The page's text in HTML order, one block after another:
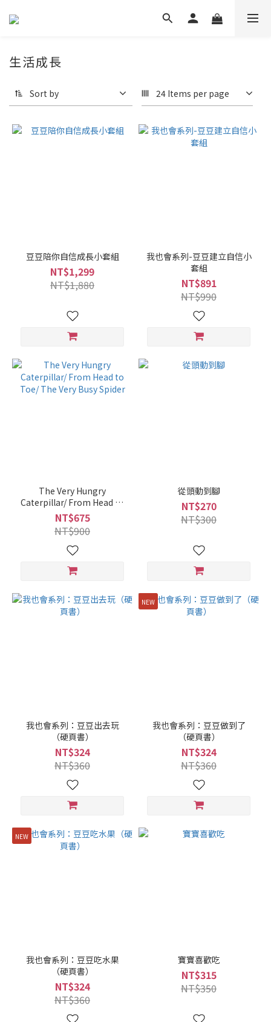
生活成長
Sort by 24 Items per page
豆豆陪你自信成長小套組
NT$1,299
NT$1,880
我也會系列-豆豆建立自信小
套組
NT$891
NT$990
The Very Hungry
Caterpillar/ From Head to
Toe/ The Very Busy Spider
NT$675
NT$900
從頭動到腳
NT$270
NT$300
我也會系列：豆豆出去玩
（硬頁書）
NT$324
NT$360
NEW
我也會系列：豆豆做到了
（硬頁書）
NT$324
NT$360
NEW
我也會系列：豆豆吃水果
（硬頁書）
NT$324
NT$360
寶寶喜歡吃
NT$315
NT$350